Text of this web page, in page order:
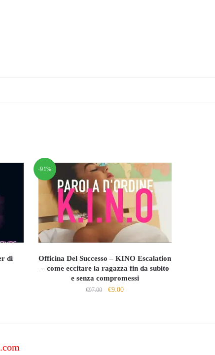
di
-91%
Officina Del Successo – KINO Escalation
– come eccitare la ragazza fin da subito
e senza compromessi
€97.00
Il
€9.00Il